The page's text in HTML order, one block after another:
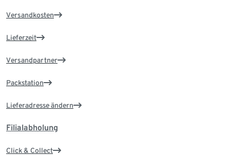
Versandkosten
Lieferzeit
Versandpartner
Packstation
Lieferadresse ändern
Filialabholung
Click & Collect